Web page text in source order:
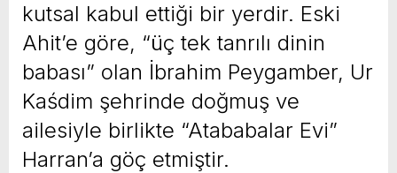
kutsal kabul ettiği bir yerdir. Eski
Ahit’e göre, “üç tek tanrılı dinin
babası” olan İbrahim Peygamber, Ur
Kaśdim şehrinde doğmuş ve
ailesiyle birlikte “Atababalar Evi”
Harran’a göç etmiştir.